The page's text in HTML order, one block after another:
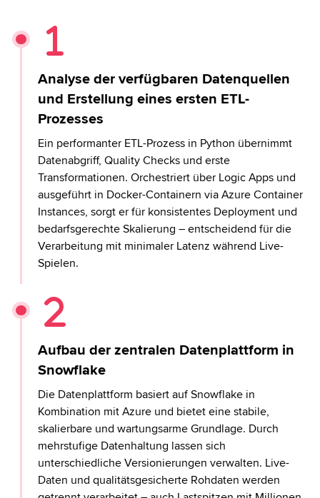
Analyse der verfügbaren Datenquellen
und Erstellung eines ersten ETL-
Prozesses
Ein performanter ETL-Prozess in Python übernimmt
Datenabgriff, Quality Checks und erste
Transformationen. Orchestriert über Logic Apps und
ausgeführt in Docker-Containern via Azure Container
Instances, sorgt er für konsistentes Deployment und
bedarfsgerechte Skalierung – entscheidend für die
Verarbeitung mit minimaler Latenz während Live-
Spielen.
Aufbau der zentralen Datenplattform in
Snowflake
Die Datenplattform basiert auf Snowflake in
Kombination mit Azure und bietet eine stabile,
skalierbare und wartungsarme Grundlage. Durch
mehrstufige Datenhaltung lassen sich
unterschiedliche Versionierungen verwalten. Live-
Daten und qualitätsgesicherte Rohdaten werden